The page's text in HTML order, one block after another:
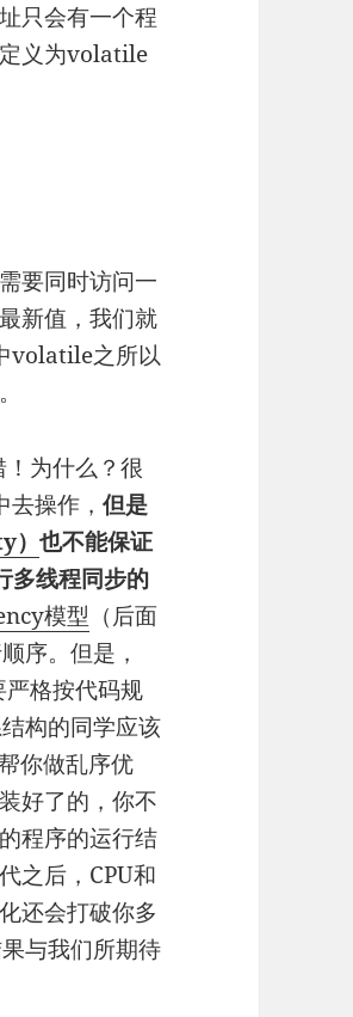
只会有一个程
义为volatile
要同时访问一
新值，我们就
volatile之所以
为什么？很
去操作，但是
）也不能保证
多线程同步的
模型 （后面
序。但是，
严格按代码规
构的同学应该
你做乱序优
好了的，你不
程序的运行结
之后，CPU和
还会打破你多
与我们所期待